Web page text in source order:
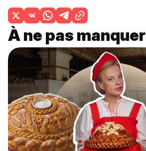
À ne pas manquer